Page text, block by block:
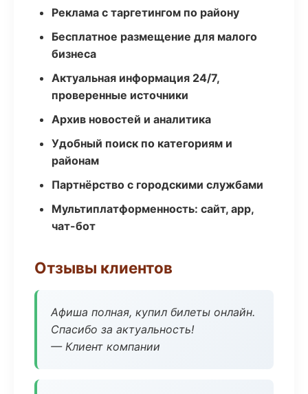
Реклама с таргетингом по району
Бесплатное размещение для малого
бизнеса
Актуальная информация 24/7,
проверенные источники
Архив новостей и аналитика
Удобный поиск по категориям и
районам
Партнёрство с городскими службами
Мультиплатформенность: сайт, app,
чат-бот
Отзывы клиентов
Афиша полная, купил билеты онлайн.
Спасибо за актуальность!
— Клиент компании